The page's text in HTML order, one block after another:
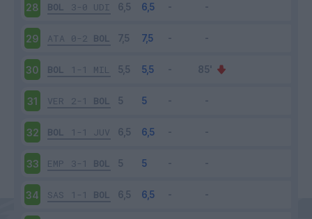
28 BOL 3-0 UDI
29 ATA 0-2 BOL
30 BOL 1-1 MIL
31 VER 2-1 BOL
32 BOL 1-1 JUV
33 EMP 3-1 BOL
34 SAS 1-1 BOL